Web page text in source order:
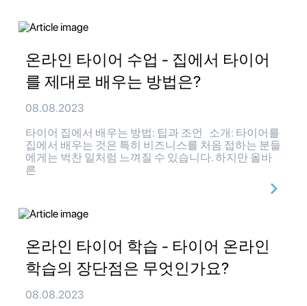
온라인 타이어 수업 - 집에서 타이어
를 제대로 배우는 방법은?
08.08.2023
타이어 집에서 배우는 방법: 팁과 조언 소개: 타이어를
집에서 배우는 것은 특히 비즈니스를 처음 접하는 분들
에게는 벅찬 일처럼 느껴질 수 있습니다. 하지만 올바
른
온라인 타이어 학습 - 타이어 온라인
학습의 장단점은 무엇인가요?
08.08.2023